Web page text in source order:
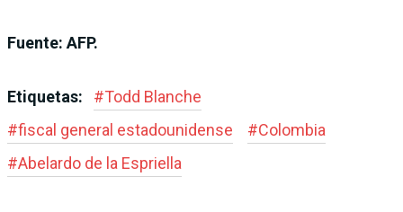
Fuente: AFP.
Etiquetas: #Todd Blanche
#fiscal general estadounidense #Colombia
#Abelardo de la Espriella